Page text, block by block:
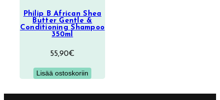
Philip B African Shea
Butter Gentle &
Conditioning Shampoo
350ml
55,90€
Lisää ostoskoriin